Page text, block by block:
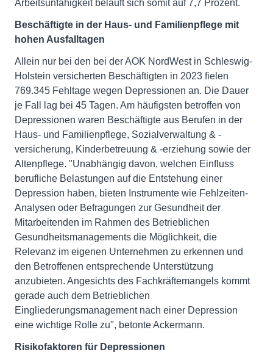
Arbeitsunfähigkeit beläuft sich somit auf 7,7 Prozent.
Beschäftigte in der Haus- und Familienpflege mit
hohen Ausfalltagen
Allein nur bei den bei der AOK NordWest in Schleswig-
Holstein versicherten Beschäftigten in 2023 fielen
769.345 Fehltage wegen Depressionen an. Die Dauer
je Fall lag bei 45 Tagen. Am häufigsten betroffen von
Depressionen waren Beschäftigte aus Berufen in der
Haus- und Familienpflege, Sozialverwaltung & -
versicherung, Kinderbetreuung & -erziehung sowie der
Altenpflege. "Unabhängig davon, welchen Einfluss
berufliche Belastungen auf die Entstehung einer
Depression haben, bieten Instrumente wie Fehlzeiten-
Analysen oder Befragungen zur Gesundheit der
Mitarbeitenden im Rahmen des Betrieblichen
Gesundheitsmanagements die Möglichkeit, die
Relevanz im eigenen Unternehmen zu erkennen und
den Betroffenen entsprechende Unterstützung
anzubieten. Angesichts des Fachkräftemangels kommt
gerade auch dem Betrieblichen
Eingliederungsmanagement nach einer Depression
eine wichtige Rolle zu", betonte Ackermann.
Risikofaktoren für Depressionen